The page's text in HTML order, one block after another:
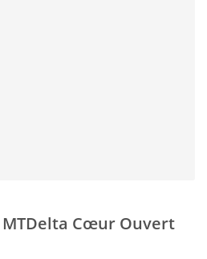
MTDelta Cœur Ouvert